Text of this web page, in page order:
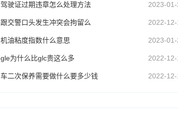
驾驶证过期违章怎么处理方法 2023-
跟交警口头发生冲突会拘留么 2022-
机油粘度指数什么意思 2023-
gle为什么比glc贵这么多 2022-
车二次保养需要做什么要多少钱 2022-